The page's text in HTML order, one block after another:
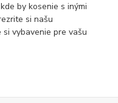
by kosenie s inými
si našu
vybavenie pre vašu